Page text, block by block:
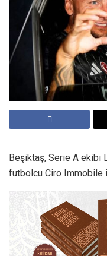
Beşiktaş, Serie A ekibi
futbolcu Ciro Immobile